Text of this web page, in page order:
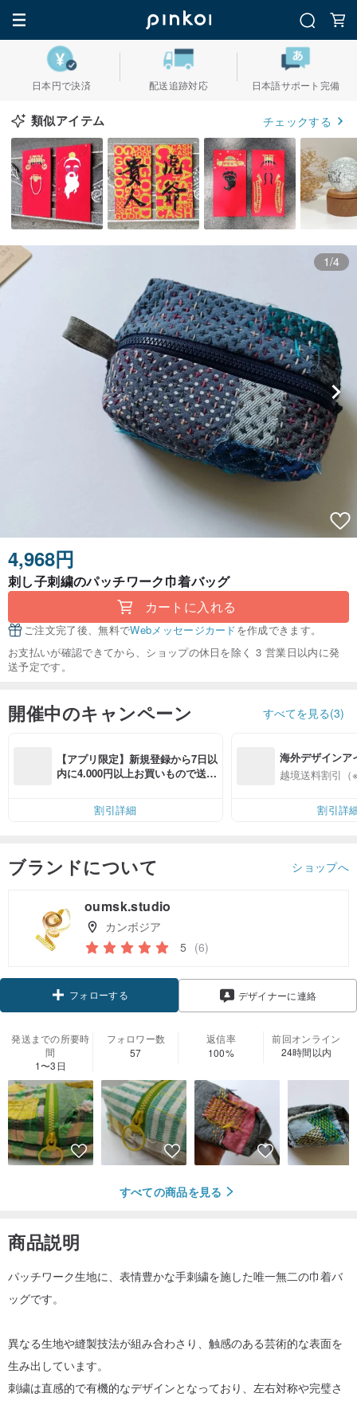
日本円で決済 配送追跡対応 日本語サポート完備
類似アイテム チェックする
1/4
4,968円
刺し子刺繍のパッチワーク巾着バッグ
カートに入れる
ご注文完了後、無料でWebメッセージカードを作成できます。
お支払いが確認できてから、ショップの休日を除く 3 営業日以内に発
送予定です。
開催中のキャンペーン すべてを見る(3)
【アプリ限定】新規登録から7日以
内に4.000円以上お買いもので送料
割引詳細
海外デザインア
入
越境送料割引（
割引詳
ブランドについて ショップへ
oumsk.studio
カンボジア
5 (6)
フォローする デザイナーに連絡
発送までの所要時
間
1〜3日
フォロワー数
57
返信率
100%
前回オンライン
24時間以内
すべての商品を見る
商品説明
パッチワーク生地に、表情豊かな手刺繍を施した唯一無二の巾着バ
ッグです。
異なる生地や縫製技法が組み合わさり、触感のある芸術的な表面を
生み出しています。
刺繍は直感的で有機的なデザインとなっており、左右対称や完璧さ